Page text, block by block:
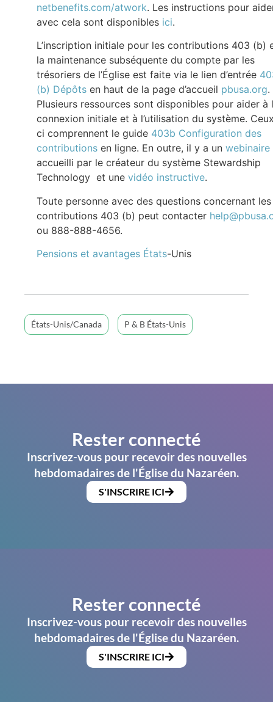
netbenefits.com/atwork. Les instructions pour
avec cela sont disponibles ici.
L’inscription initiale pour les contributions 403 (b)
la maintenance subséquente du compte par les
trésoriers de l’Église est faite via le lien d’entrée
(b) Dépôts en haut de la page d’accueil pbusa.org.
Plusieurs ressources sont disponibles pour aider à
connexion initiale et à l’utilisation du système.
ci comprennent le guide 403b Configuration des
contributions en ligne. En outre, il y a un webinaire
accueilli par le créateur du système Stewardship
Technology et une vidéo instructive.
Toute personne avec des questions concernant les
contributions 403 (b) peut contacter
ou 888-888-4656.
Pensions et avantages États-Unis
États-Unis/Canada P & B États-Unis
Rester connecté
Inscrivez-vous pour recevoir des nouvelles
hebdomadaires de l'Église du Nazaréen.
S'INSCRIRE ICI
Rester connecté
Inscrivez-vous pour recevoir des nouvelles
hebdomadaires de l'Église du Nazaréen.
S'INSCRIRE ICI